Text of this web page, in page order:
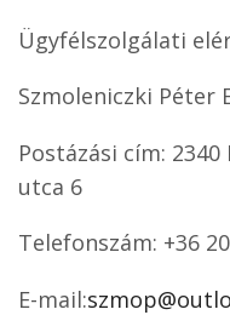
Ügyfélszolgálati
Szmoleniczki Péter
Postázási cím:
utca 6
Telefonszám: +36
E-mail: